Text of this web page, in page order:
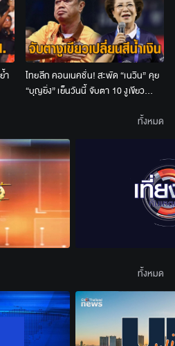
ำ
ไทยลีก คอนเนคชั่น! สะพัด “เนวิน” คุย
“บุญยิ่ง” เย็นวันนี้ จับตา 10 งูเขียว
ทั้งหมด
ทั้งหมด